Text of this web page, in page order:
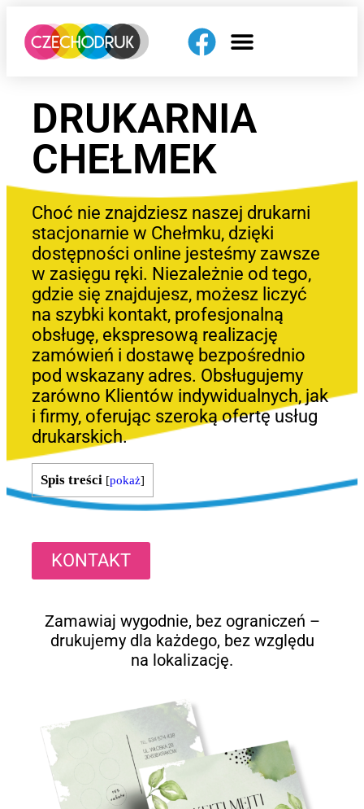
DRUKARNIA
CHEŁMEK
Choć nie znajdziesz naszej drukarni
stacjonarnie w Chełmku, dzięki
dostępności online jesteśmy zawsze
w zasięgu ręki. Niezależnie od tego,
gdzie się znajdujesz, możesz liczyć
na szybki kontakt, profesjonalną
obsługę, ekspresową realizację
zamówień i dostawę bezpośrednio
pod wskazany adres. Obsługujemy
zarówno Klientów indywidualnych, jak
i firmy, oferując szeroką ofertę usług
drukarskich.
Spis treści [pokaż]
KONTAKT
Zamawiaj wygodnie, bez ograniczeń –
drukujemy dla każdego, bez względu
na lokalizację.